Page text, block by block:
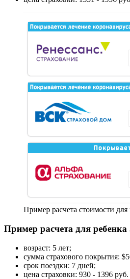
Пример расчета стоимости для
Пример расчета для ребенка
возраст: 5 лет;
сумма страхового покрытия:
срок поездки: 7 дней;
цена страховки: 930 - 1396 руб.